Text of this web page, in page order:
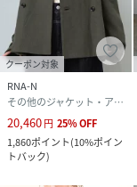
クーポン対象
RNA-N
その他のジャケット・アウター
20,460円 25%OFF
1,860ポイント(10%ポイン
トバック)